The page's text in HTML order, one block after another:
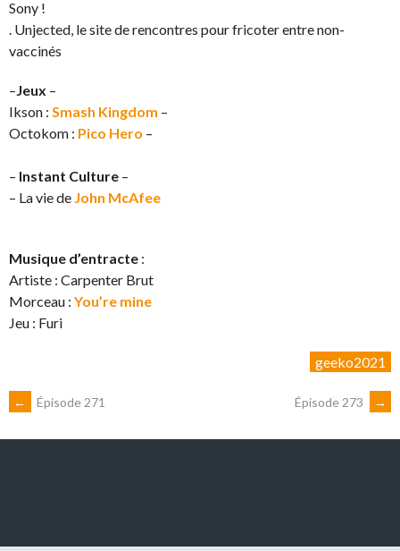
Sony !
. Unjected, le site de rencontres pour fricoter entre non-
vaccinés
– Jeux –
Ikson : Smash Kingdom –
Octokom : Pico Hero –
– Instant Culture –
– La vie de John McAfee
Musique d’entracte :
Artiste : Carpenter Brut
Morceau : You’re mine
Jeu : Furi
geeko2021
NAVIGATION
← Épisode 271 Épisode 273 →